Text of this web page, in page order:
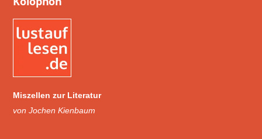
Miszellen zur Literatur
von Jochen Kienbaum